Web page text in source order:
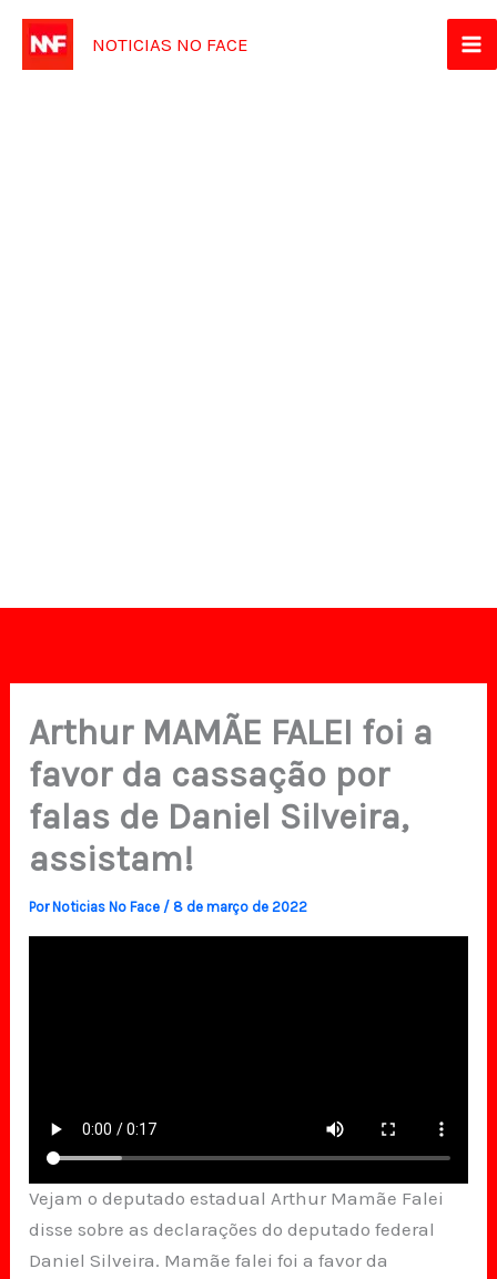
para
NOTICIAS NO FACE
Arthur MAMÃE FALEI foi a
favor da cassação por
falas de Daniel Silveira,
assistam!
PorNoticias No Face / 8 de março de 2022
Vejam o deputado estadual Arthur Mamãe Falei
disse sobre as declarações do deputado federal
Daniel Silveira. Mamãe falei foi a favor da